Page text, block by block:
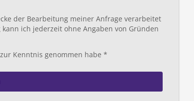
der Bearbeitung meiner Anfrage verarbeitet
ich jederzeit ohne Angaben von Gründen
zur Kenntnis genommen habe *